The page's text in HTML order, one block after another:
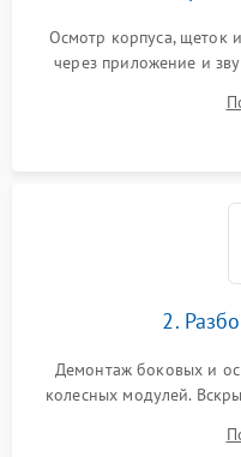
Осмотр корпуса, щеток
через приложение и
аккумулятора и
Оценка работы лидара,
2.
Демонтаж боковых и
колесных модулей.
очистка внутренних
скопившейся